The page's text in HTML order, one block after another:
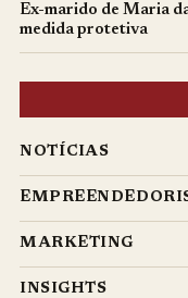
Ex-marido de Maria
medida protetiva
NOTÍCIAS
MARKETING
INSIGHTS